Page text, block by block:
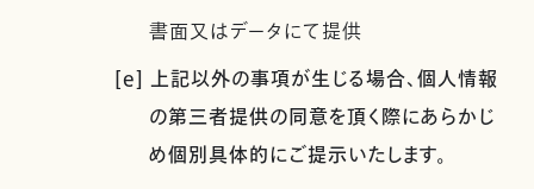
書面又はデータにて提供
[e] 上記以外の事項が生じる場合、個人情報
の第三者提供の同意を頂く際にあらかじ
め個別具体的にご提示いたします。